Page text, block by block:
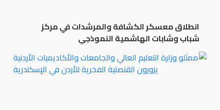
انطلاق معسكر الكشافة والمرشدات في مركز
شباب وشابات الهاشمية النموذجي